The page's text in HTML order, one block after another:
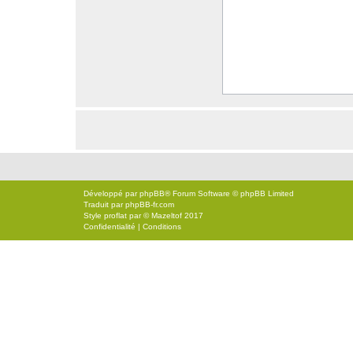
Développé parphpBB® Forum Software © phpBB Limited
Traduit parphpBB-fr.com
Style proflat par ©Mazeltof 2017
Confidentialité | Conditions